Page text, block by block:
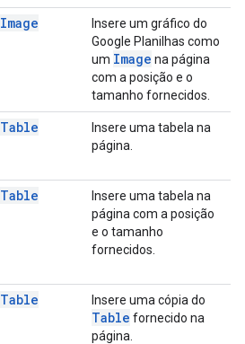
Image
Insere um gráfico do
Google Planilhas como
um Image na página
com a posição e o
tamanho fornecidos.
Table
Insere uma tabela na
página.
Table
Insere uma tabela na
página com a posição
e o tamanho
fornecidos.
Table Insere uma cópia do
Table fornecido na
página.